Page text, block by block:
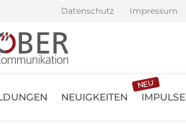
Datenschutz Impressum
NEUIGKEITEN IMPULSE
NEU